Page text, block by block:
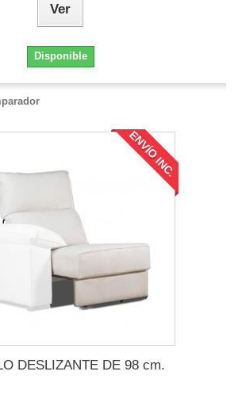
Ver
Disponible
ENVÍO INC.
DESLIZANTE DE 98 cm.